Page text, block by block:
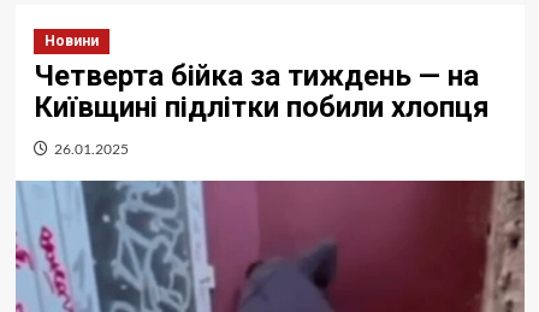
Новини
Четверта бійка за тиждень — на
Київщині підлітки побили хлопця
26.01.2025